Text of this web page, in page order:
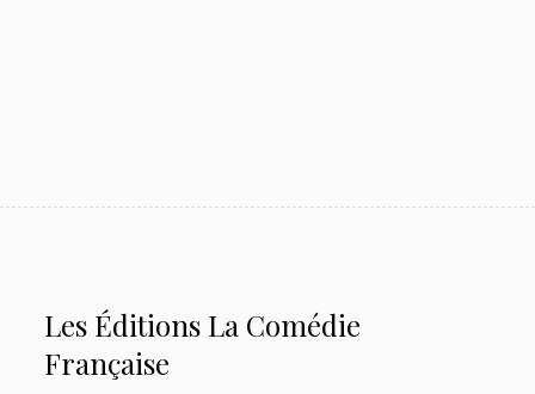
Les Éditions La Comédie
Française